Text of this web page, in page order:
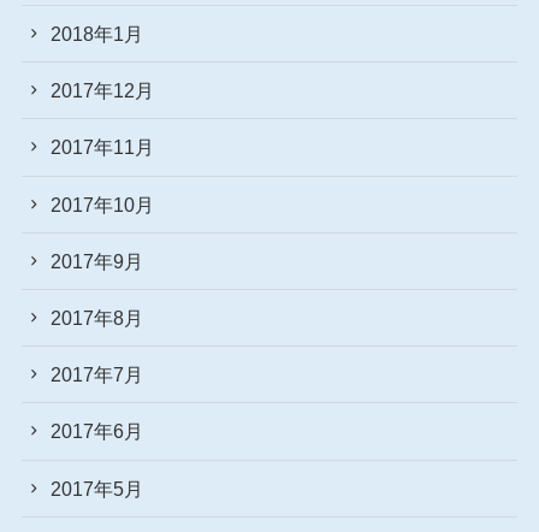
2018年1月
2017年12月
2017年11月
2017年10月
2017年9月
2017年8月
2017年7月
2017年6月
2017年5月